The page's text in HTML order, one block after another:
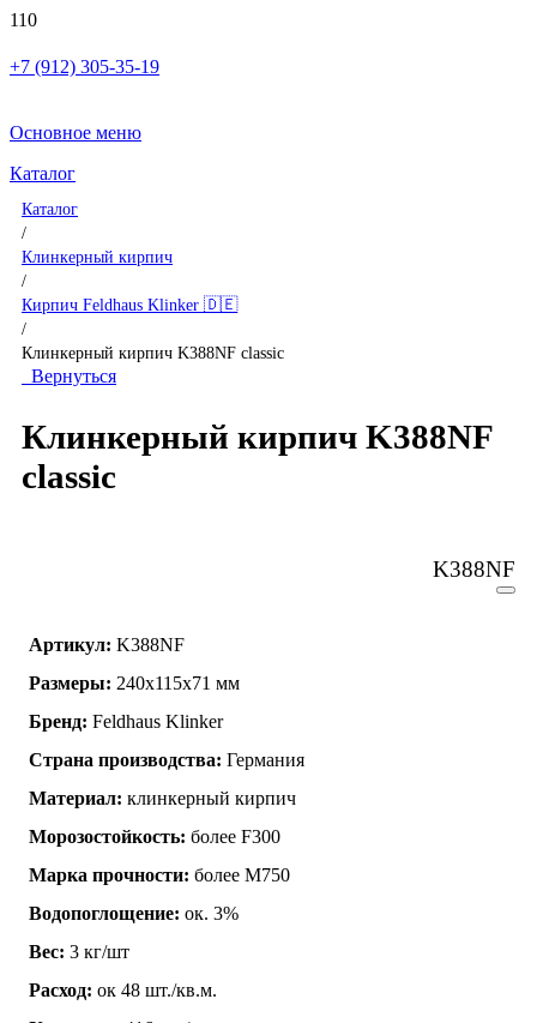
+7 (912) 305-35-19
Основное меню
Каталог
Каталог
/
Клинкерный кирпич
/
Кирпич Feldhaus Klinker 🇩🇪
/
Клинкерный кирпич K388NF classic
Вернуться
Клинкерный кирпич K388NF
classic
K388NF
Артикул: K388NF
Размеры: 240х115х71 мм
Бренд: Feldhaus Klinker
Страна производства: Германия
Материал: клинкерный кирпич
Морозостойкость: более F300
Марка прочности: более М750
Водопоглощение: ок. 3%
Вес: 3 кг/шт
Расход: ок 48 шт./кв.м.